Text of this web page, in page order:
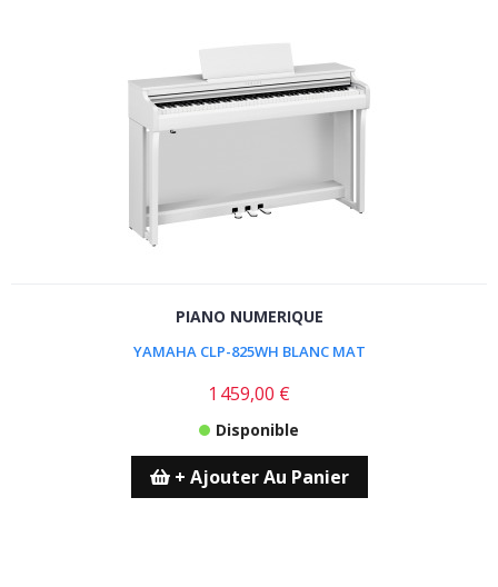
PIANO NUMERIQUE
YAMAHA CLP-825WH BLANC MAT
1 459,00 €
Disponible
+ Ajouter Au Panier